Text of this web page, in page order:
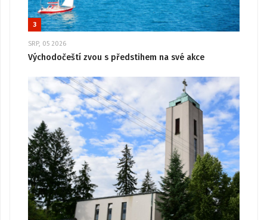
3
SRP, 05 2026
Východočeští zvou s předstihem na své akce